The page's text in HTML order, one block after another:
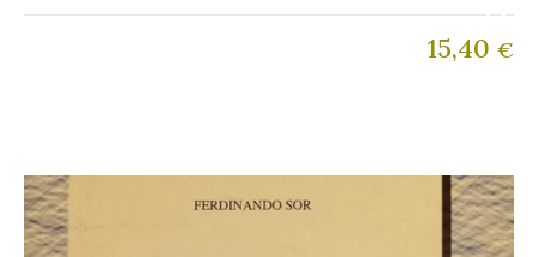
15,40 €